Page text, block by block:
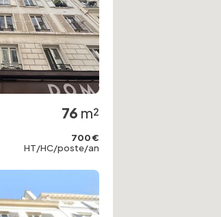
76 m²
700 €
HT/HC/poste/an